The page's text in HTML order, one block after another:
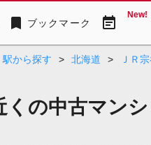
bookmark ブックマーク event_note New!
駅から探す > 北海道 > ＪＲ
くの中古マン